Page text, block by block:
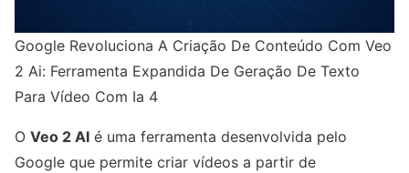
Google Revoluciona A Criação De Conteúdo Com Veo
2 Ai: Ferramenta Expandida De Geração De Texto
Para Vídeo Com Ia 4
O Veo 2 AI é uma ferramenta desenvolvida pelo
Google que permite criar vídeos a partir de